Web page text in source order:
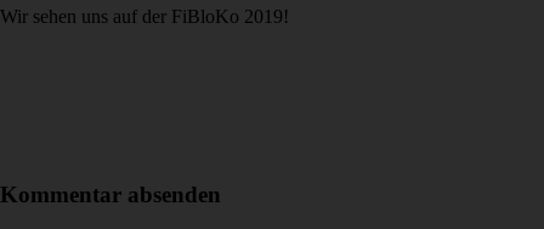
Wir sehen uns auf der FiBloKo 2019!
Kommentar absenden